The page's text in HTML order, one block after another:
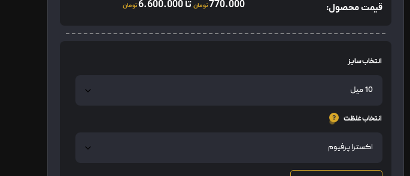
قیمت محصول: 770.000تومان تا6.600.000تومان
انتخاب سایز
انتخاب غلظت